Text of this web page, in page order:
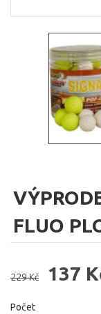
FLUO
229 Kč 137
Počet